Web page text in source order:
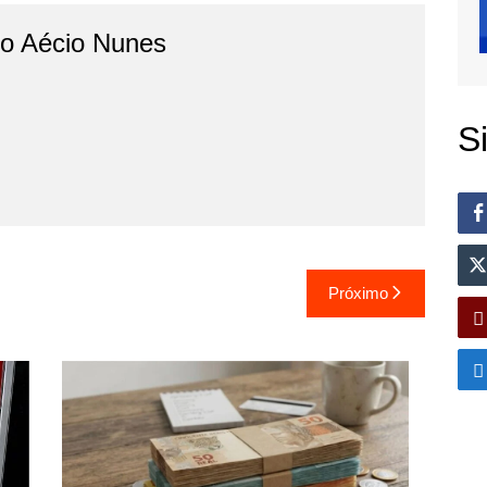
Aécio Nunes
Próximo